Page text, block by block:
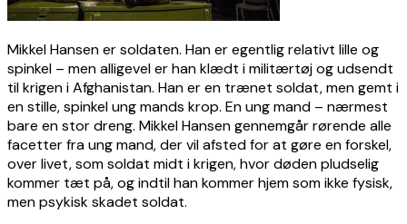
Mikkel Hansen er soldaten. Han er egentlig relativt lille og
spinkel – men alligevel er han klædt i militærtøj og udsendt
til krigen i Afghanistan. Han er en trænet soldat, men gemt i
en stille, spinkel ung mands krop. En ung mand – nærmest
bare en stor dreng. Mikkel Hansen gennemgår rørende alle
facetter fra ung mand, der vil afsted for at gøre en forskel,
over livet, som soldat midt i krigen, hvor døden pludselig
kommer tæt på, og indtil han kommer hjem som ikke fysisk,
men psykisk skadet soldat.